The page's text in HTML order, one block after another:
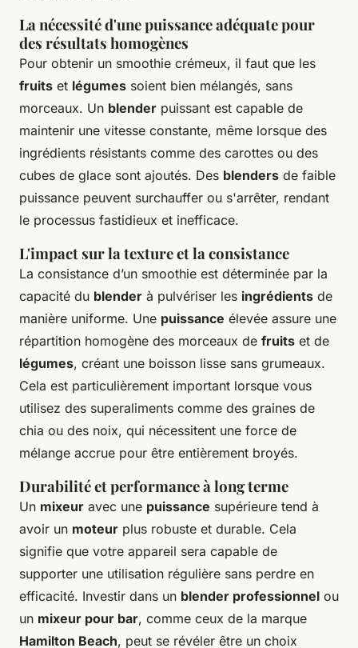
La nécessité d'une puissance adéquate pour
des résultats homogènes
Pour obtenir un smoothie crémeux, il faut que les
fruits et légumes soient bien mélangés, sans
morceaux. Un blender puissant est capable de
maintenir une vitesse constante, même lorsque des
ingrédients résistants comme des carottes ou des
cubes de glace sont ajoutés. Des blenders de faible
puissance peuvent surchauffer ou s'arrêter, rendant
le processus fastidieux et inefficace.
L'impact sur la texture et la consistance
La consistance d’un smoothie est déterminée par la
capacité du blender à pulvériser les ingrédients de
manière uniforme. Une puissance élevée assure une
répartition homogène des morceaux de fruits et de
légumes, créant une boisson lisse sans grumeaux.
Cela est particulièrement important lorsque vous
utilisez des superaliments comme des graines de
chia ou des noix, qui nécessitent une force de
mélange accrue pour être entièrement broyés.
Durabilité et performance à long terme
Un mixeur avec une puissance supérieure tend à
avoir un moteur plus robuste et durable. Cela
signifie que votre appareil sera capable de
supporter une utilisation régulière sans perdre en
efficacité. Investir dans un blender professionnel ou
un mixeur pour bar, comme ceux de la marque
Hamilton Beach, peut se révéler être un choix